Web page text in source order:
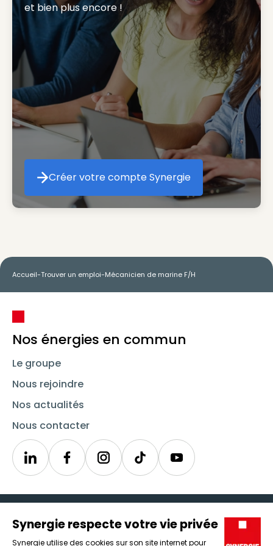
et bien plus encore !
Créer votre compte Synergie
Créer votre compte Synergie
Accueil-Trouver un emploi-Mécanicien de marine F/H
Nos énergies en commun
Le groupe
Nous rejoindre
Nos actualités
Nous contacter
LinkedinSynergieInstagramTikTok Youtube
Icône d'illustration
Candidats